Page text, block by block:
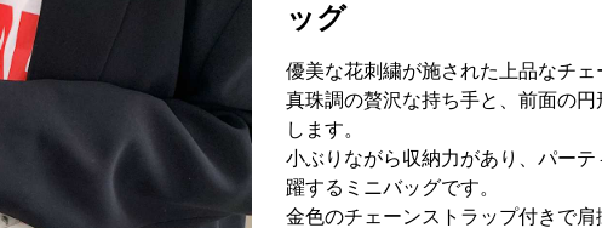
ッグ
優美な花刺繍が施された上品なチェ
真珠調の贅沢な持ち手と、前面の
します。
小ぶりながら収納力があり、パー
躍するミニバッグです。
金色のチェーンストラップ付きで